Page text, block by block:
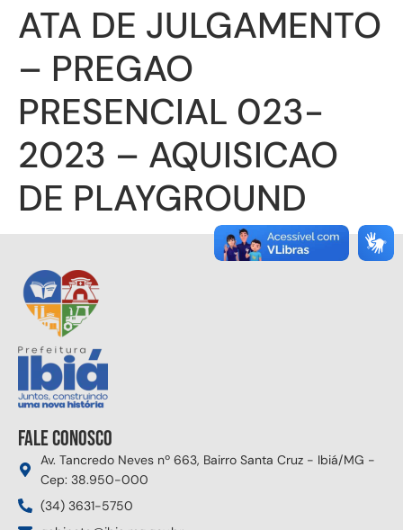
ATA DE JULGAMENTO
– PREGAO
PRESENCIAL 023-
2023 – AQUISICAO
DE PLAYGROUND
Fale conosco
Av. Tancredo Neves nº 663, Bairro Santa Cruz - Ibiá/MG -
Cep: 38.950-000
(34) 3631-5750